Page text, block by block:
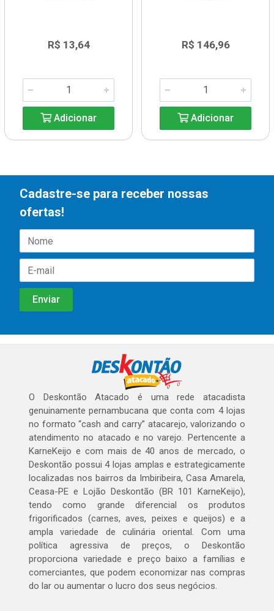
R$ 13,64
Adicionar
R$ 146,96
Adicionar
Cadastre-se para receber nossas
ofertas!
O Deskontão Atacado é uma rede atacadista
genuinamente pernambucana que conta com 4 lojas
no formato “cash and carry” atacarejo, valorizando o
atendimento no atacado e no varejo. Pertencente a
KarneKeijo e com mais de 40 anos de mercado, o
Deskontão possui 4 lojas amplas e estrategicamente
localizadas nos bairros da Imbiribeira, Casa Amarela,
Ceasa-PE e Lojão Deskontão (BR 101 KarneKeijo),
tendo como grande diferencial os produtos
frigorificados (carnes, aves, peixes e queijos) e a
ampla variedade de culinária oriental. Com uma
política agressiva de preços, o Deskontão
proporciona variedade e preço baixo a famílias e
comerciantes, que podem economizar nas compras
do lar ou aumentar o lucro dos seus negócios.